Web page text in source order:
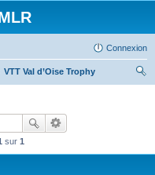
Connexion
VTT Val d’Oise Trophy
sur 1